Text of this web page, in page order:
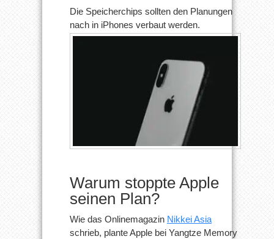
Die Speicherchips sollten den Planungen
nach in iPhones verbaut werden.
Warum stoppte Apple
seinen Plan?
Wie das Onlinemagazin Nikkei Asia
schrieb, plante Apple bei Yangtze Memory